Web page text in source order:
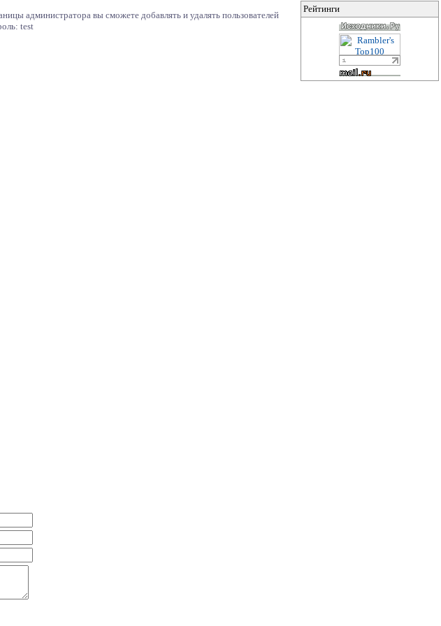
администратора вы сможете добавлять и удалять пользователей
test
Рейтинги